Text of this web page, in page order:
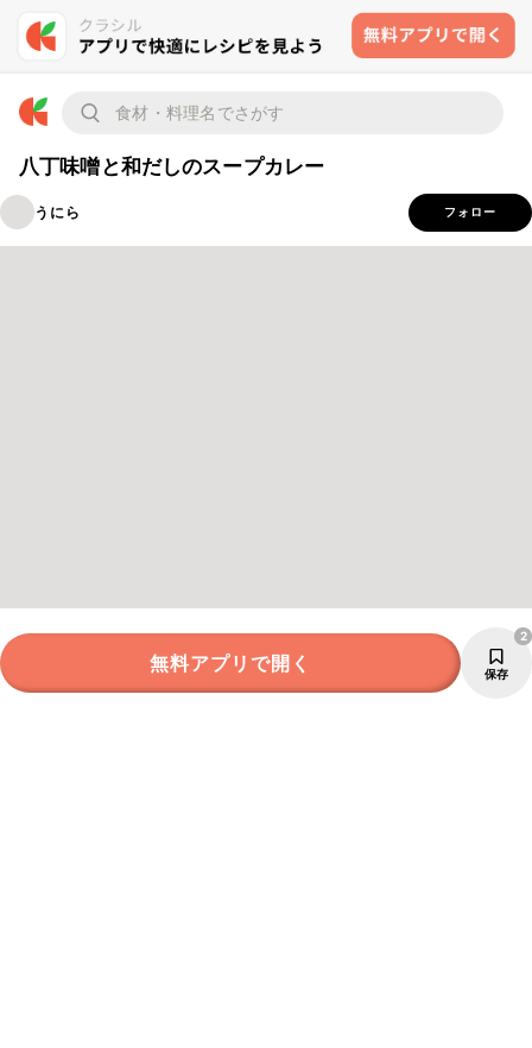
八丁味噌と和だしのスープカレー
うにら フォロー
無料アプリで開く 保存
2